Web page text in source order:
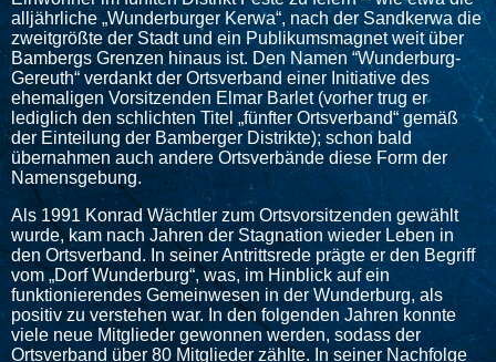
alljährliche „Wunderburger Kerwa“, nach der Sandkerwa die
zweitgrößte der Stadt und ein Publikumsmagnet weit über
Bambergs Grenzen hinaus ist. Den Namen “Wunderburg-
Gereuth“ verdankt der Ortsverband einer Initiative des
ehemaligen Vorsitzenden Elmar Barlet (vorher trug er
lediglich den schlichten Titel „fünfter Ortsverband“ gemäß
der Einteilung der Bamberger Distrikte); schon bald
übernahmen auch andere Ortsverbände diese Form der
Namensgebung.
Als 1991 Konrad Wächtler zum Ortsvorsitzenden gewählt
wurde, kam nach Jahren der Stagnation wieder Leben in
den Ortsverband. In seiner Antrittsrede prägte er den Begriff
vom „Dorf Wunderburg“, was, im Hinblick auf ein
funktionierendes Gemeinwesen in der Wunderburg, als
positiv zu verstehen war. In den folgenden Jahren konnte
viele neue Mitglieder gewonnen werden, sodass der
Ortsverband über 80 Mitglieder zählte. In seiner Nachfolge